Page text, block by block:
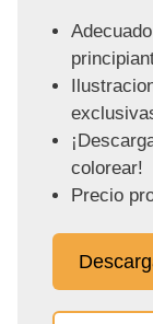
colorear!
Precio